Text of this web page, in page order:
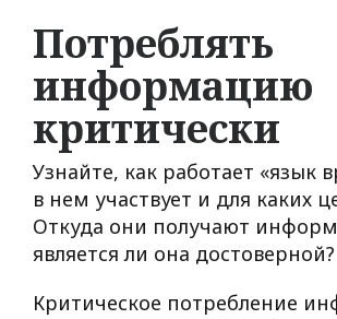
Потреблять
информацию
критически
Узнайте, как работает «язык
в нем участвует и для каких
Откуда они получают
является ли она достоверной?
Критическое потребление